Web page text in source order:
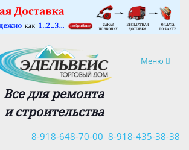
Навигация
Меню
Все для ремонта
и строительства
8-918-435-38-38
8-918-648-70-00
×